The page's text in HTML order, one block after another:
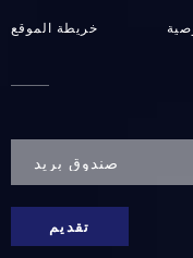
خريطة الموقع
تقديم